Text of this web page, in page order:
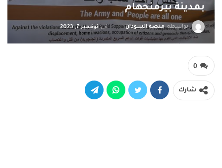
بمدينة بيرمنجهام
بواسطةمنصة السودان في نوفمبر 7, 2023
0
شارك